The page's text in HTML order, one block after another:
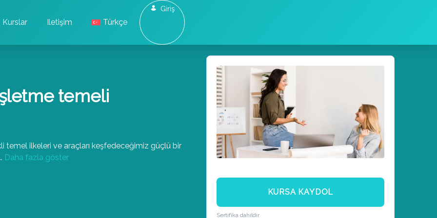
Kurslar Iletişim Türkçe
Giriş
temeli
temel ilkeleri ve araçları keşfedeceğimiz güçlü bir
Daha fazla göster
KURSA KAYDOL
Sertifika dahildir